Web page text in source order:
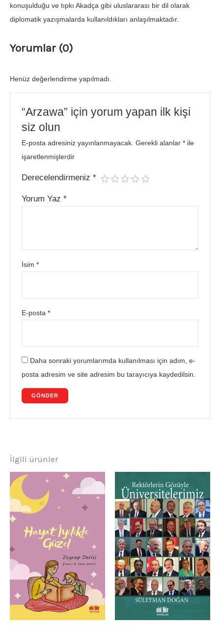
konuşulduğu ve tıpkı Akadça gibi uluslararası bir dil olarak
diplomatik yazışmalarda kullanıldıkları anlaşılmaktadır.
Yorumlar (0)
Henüz değerlendirme yapılmadı.
“Arzawa” için yorum yapan ilk kişi
siz olun
E-posta adresiniz yayınlanmayacak. Gerekli alanlar* ile
işaretlenmişlerdir
Derecelendirmeniz*
Yorum Yaz*
İsim*
E-posta*
Daha sonraki yorumlarımda kullanılması için adım, e-
posta adresim ve site adresim bu tarayıcıya kaydedilsin.
İlgili ürünler